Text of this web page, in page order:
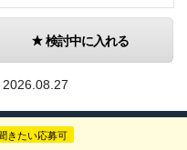
検討中に入れる
2026.08.27
きたい応募可